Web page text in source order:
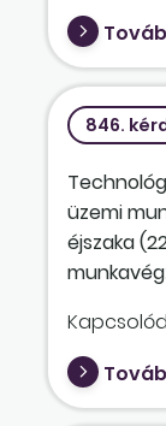
846.
üzemi
éjszaka